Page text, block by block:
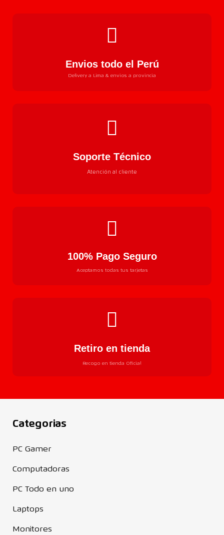
Envios todo el Perú
Delivery a Lima & envios a provincia
Soporte Técnico
Atención al cliente
100% Pago Seguro
Aceptamos todas tus tarjetas
Retiro en tienda
Recogo en tienda Oficial
Categorias
PC Gamer
Computadoras
PC Todo en uno
Laptops
Monitores